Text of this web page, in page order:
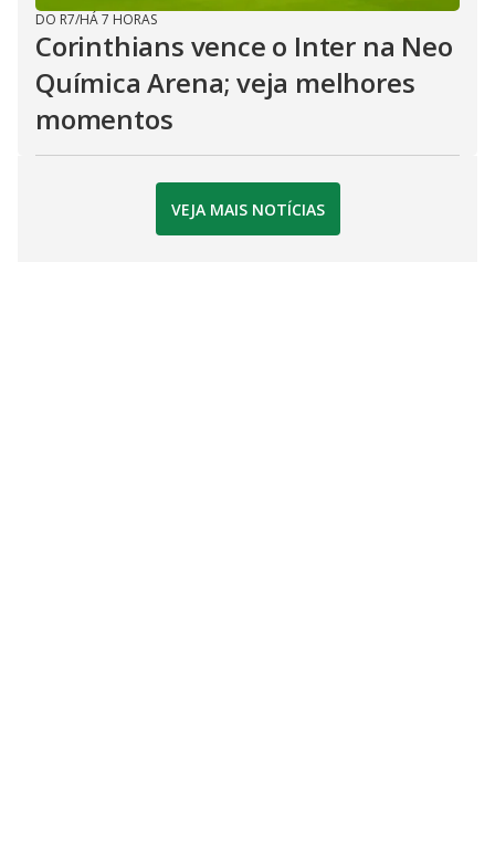
DO R7/HÁ 7 HORAS
Corinthians vence o Inter na Neo
Química Arena; veja melhores
momentos
VEJA MAIS NOTÍCIAS